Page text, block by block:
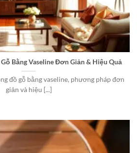
Bằng Vaseline Đơn Giản & Hiệu Quả
đồ gỗ bằng vaseline, phương pháp đơn
giản và hiệu [...]